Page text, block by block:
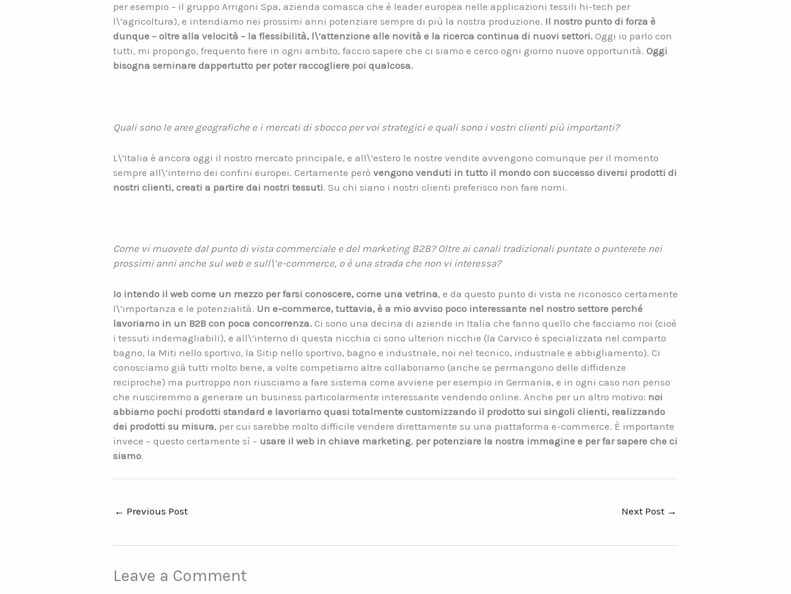
per esempio – il gruppo Arrigoni Spa, azienda comasca che è leader europea nelle applicazioni tessili hi-tech per
l\’agricoltura), e intendiamo nei prossimi anni potenziare sempre di più la nostra produzione. Il nostro punto di forza è
dunque – oltre alla velocità – la flessibilità, l\’attenzione alle novità e la ricerca continua di nuovi settori. Oggi io parlo con
tutti, mi propongo, frequento fiere in ogni ambito, faccio sapere che ci siamo e cerco ogni giorno nuove opportunità. Oggi
bisogna seminare dappertutto per poter raccogliere poi qualcosa.
Quali sono le aree geografiche e i mercati di sbocco per voi strategici e quali sono i vostri clienti più importanti?
L\’Italia è ancora oggi il nostro mercato principale, e all\’estero le nostre vendite avvengono comunque per il momento
sempre all\’interno dei confini europei. Certamente però vengono venduti in tutto il mondo con successo diversi prodotti di
nostri clienti, creati a partire dai nostri tessuti. Su chi siano i nostri clienti preferisco non fare nomi.
Come vi muovete dal punto di vista commerciale e del marketing B2B? Oltre ai canali tradizionali puntate o punterete nei
prossimi anni anche sul web e sull\’e-commerce, o è una strada che non vi interessa?
Io intendo il web come un mezzo per farsi conoscere, come una vetrina, e da questo punto di vista ne riconosco certamente
l\’importanza e le potenzialità. Un e-commerce, tuttavia, è a mio avviso poco interessante nel nostro settore perché
lavoriamo in un B2B con poca concorrenza. Ci sono una decina di aziende in Italia che fanno quello che facciamo noi (cioè
i tessuti indemagliabili), e all\’interno di questa nicchia ci sono ulteriori nicchie (la Carvico è specializzata nel comparto
bagno, la Miti nello sportivo, la Sitip nello sportivo, bagno e industriale, noi nel tecnico, industriale e abbigliamento). Ci
conosciamo già tutti molto bene, a volte competiamo altre collaboriamo (anche se permangono delle diffidenze
reciproche) ma purtroppo non riusciamo a fare sistema come avviene per esempio in Germania, e in ogni caso non penso
che riusciremmo a generare un business particolarmente interessante vendendo online. Anche per un altro motivo: noi
abbiamo pochi prodotti standard e lavoriamo quasi totalmente customizzando il prodotto sui singoli clienti, realizzando
dei prodotti su misura, per cui sarebbe molto difficile vendere direttamente su una piattaforma e-commerce. È importante
invece – questo certamente sì – usare il web in chiave marketing, per potenziare la nostra immagine e per far sapere che ci
siamo.
← Previous Post Next Post →
Leave a Comment